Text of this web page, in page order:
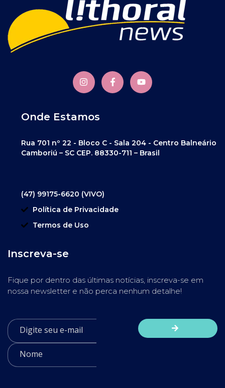
Onde Estamos
Rua 701 nº 22 - Bloco C - Sala 204 - Centro Balneário
Camboriú – SC CEP. 88330-711 – Brasil
(47) 99175-6620 (VIVO)
Política de Privacidade
Termos de Uso
Inscreva-se
Fique por dentro das últimas notícias, inscreva-se em
nossa newsletter e não perca nenhum detalhe!